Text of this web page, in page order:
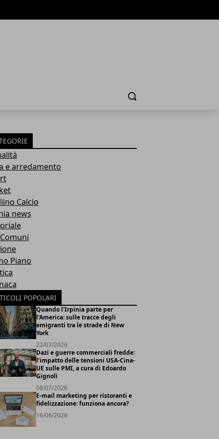
Cerca
e arredamento
Calcio
news
Piano
POPOLARI
Quando l'Irpinia parte per
l'America: sulle tracce degli
emigranti tra le strade di New
York
22/07/2026
Dazi e guerre commerciali fredde:
l’impatto delle tensioni USA-Cina-
UE sulle PMI, a cura di Edoardo
Gignoli
08/07/2026
E-mail marketing per ristoranti e
fidelizzazione: funziona ancora?
16/06/2026